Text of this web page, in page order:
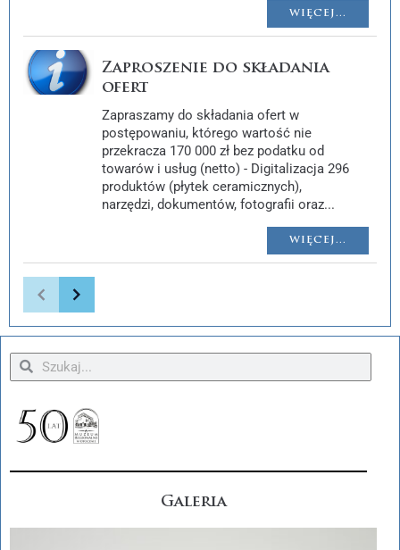
WIĘCEJ...
Zaproszenie do składania
ofert
Zapraszamy do składania ofert w
postępowaniu, którego wartość nie
przekracza 170 000 zł bez podatku od
towarów i usług (netto) - Digitalizacja 296
produktów (płytek ceramicznych),
narzędzi, dokumentów, fotografii oraz...
WIĘCEJ...
Galeria